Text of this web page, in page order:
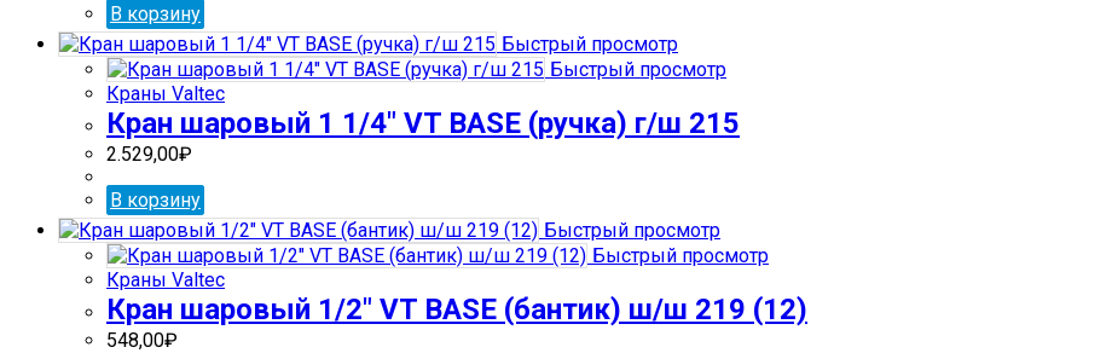
В корзину
Быстрый просмотр
Быстрый просмотр
Краны Valtec
Кран шаровый 1 1/4″ VT BASE (ручка) г/ш 215
2.529,00₽
В корзину
Быстрый просмотр
Быстрый просмотр
Краны Valtec
Кран шаровый 1/2″ VT BASE (бантик) ш/ш 219 (12)
548,00₽